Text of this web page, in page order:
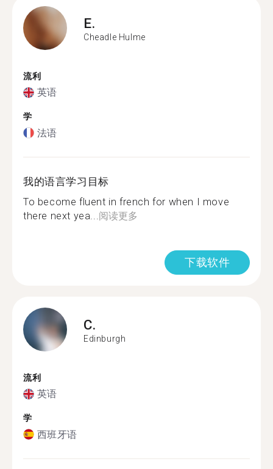
E.
Cheadle Hulme
流利
英语
学
法语
我的语言学习目标
To become fluent in french for when I move
there next yea... 阅读更多
下载软件
C.
Edinburgh
流利
英语
学
西班牙语